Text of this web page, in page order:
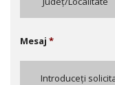
Mesaj *